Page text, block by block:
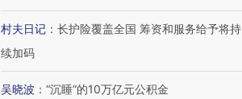
村夫日记 ： 长护险覆盖全国 筹资和服务给予将持
续加码
吴晓波 ： “沉睡”的10万亿元公积金